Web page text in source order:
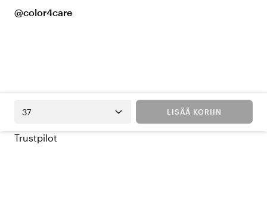
@color4care
37 LISÄÄ KORIIN
Trustpilot